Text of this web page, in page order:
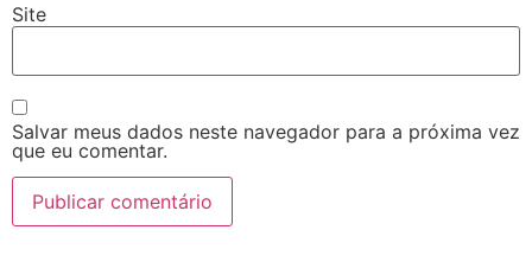
Site
Salvar meus dados neste navegador para a próxima vez
que eu comentar.